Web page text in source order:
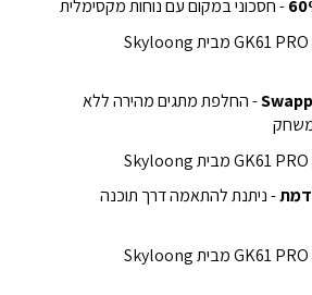
- חסכוני במקום עם נוחות מקסימלית
- החלפת מתגים מהירה ללא
משחק
- ניתנת להתאמה דרך תוכנה